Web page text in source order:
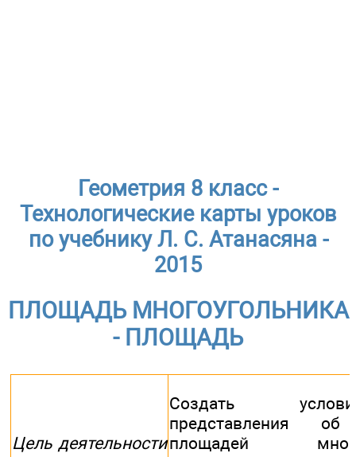
Геометрия 8 класс -
Технологические карты уроков
по учебнику Л. С. Атанасяна -
2015
ПЛОЩАДЬ МНОГОУГОЛЬНИКА
- ПЛОЩАДЬ
Цель деятельности
Создать
представления об
площадей